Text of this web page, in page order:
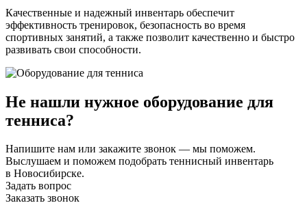
Качественные и надежный инвентарь обеспечит
эффективность тренировок, безопасность во время
спортивных занятий, а также позволит качественно и быстро
развивать свои способности.
Не нашли нужное оборудование для
тенниса?
Напишите нам или закажите звонок — мы поможем.
Выслушаем и поможем подобрать теннисный инвентарь
в Новосибирске.
Задать вопрос
Заказать звонок